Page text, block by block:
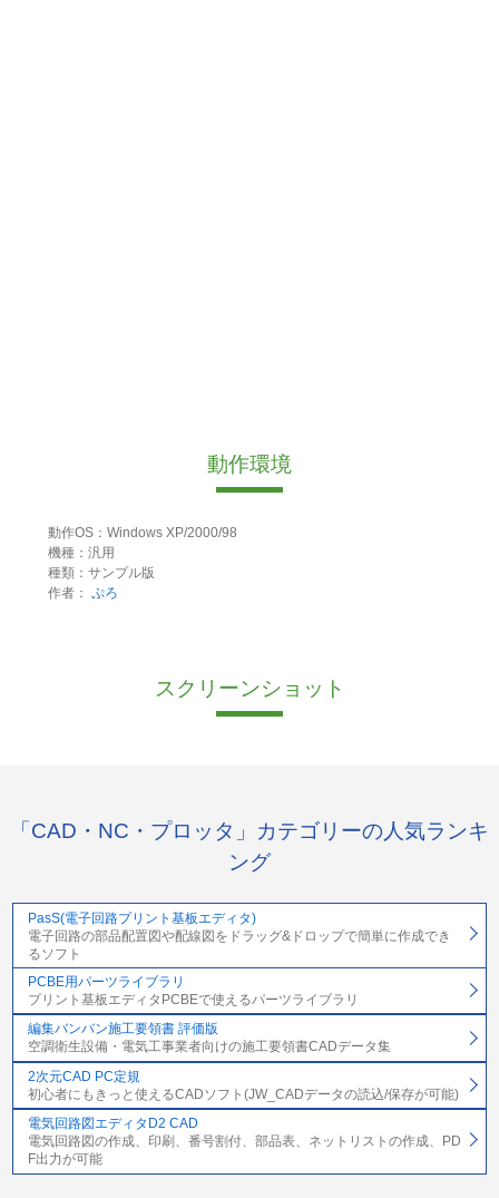
動作環境
動作OS：Windows XP/2000/98
機種：汎用
種類：サンプル版
作者： ぷろ
スクリーンショット
「CAD・NC・プロッタ」カテゴリーの人気ランキ
ング
PasS(電子回路プリント基板エディタ)
電子回路の部品配置図や配線図をドラッグ&ドロップで簡単に作成でき
るソフト
PCBE用パーツライブラリ
プリント基板エディタPCBEで使えるパーツライブラリ
編集バンバン施工要領書 評価版
空調衛生設備・電気工事業者向けの施工要領書CADデータ集
2次元CAD PC定規
初心者にもきっと使えるCADソフト(JW_CADデータの読込/保存が可能)
電気回路図エディタD2 CAD
電気回路図の作成、印刷、番号割付、部品表、ネットリストの作成、PD
F出力が可能